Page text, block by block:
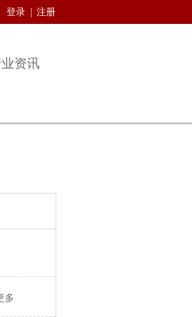
登录 注册
资讯
多